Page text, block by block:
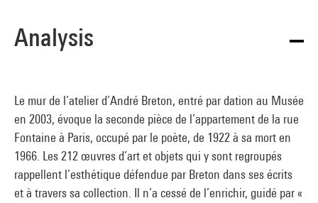
Analysis
Le mur de l’atelier d’André Breton, entré par dation au Musée
en 2003, évoque la seconde pièce de l’appartement de la rue
Fontaine à Paris, occupé par le poète, de 1922 à sa mort en
1966. Les 212 œuvres d’art et objets qui y sont regroupés
rappellent l’esthétique défendue par Breton dans ses écrits
et à travers sa collection. Il n’a cessé de l’enrichir, guidé par «